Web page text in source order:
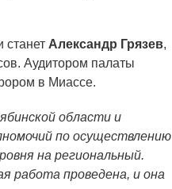
станет Александр Грязев,
Аудитором палаты
в Миассе.
области и
по осуществлению
на региональный.
работа проведена, и она